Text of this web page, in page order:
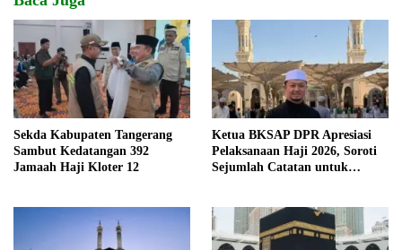
Sekda Kabupaten Tangerang
Sambut Kedatangan 392
Jamaah Haji Kloter 12
Ketua BKSAP DPR Apresiasi
Pelaksanaan Haji 2026, Soroti
Sejumlah Catatan untuk